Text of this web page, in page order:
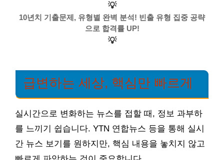
💡
10년치 기출문제, 유형별 완벽 분석! 빈출 유형 집중 공략
으로 합격률 UP!
💡
급변하는 세상, 핵심만 빠르게
실시간으로 변화하는 뉴스를 접할 때, 정보 과부하
를 느끼기 쉽습니다. YTN 연합뉴스 등을 통해 실시
간 뉴스 보기를 원하지만, 핵심 내용을 놓치지 않고